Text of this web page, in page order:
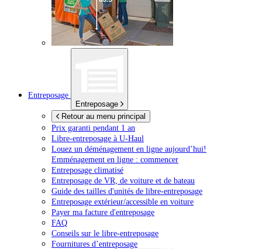
Entreposage
Entreposage
Retour au menu principal
Prix garanti pendant 1 an
Libre-entreposage à U-Haul
Louez un déménagement en ligne aujourd’hui!
Emménagement en ligne : commencer
Entreposage climatisé
Entreposage de VR, de voiture et de bateau
Guide des tailles d'unités de libre-entreposage
Entreposage extérieur/accessible en voiture
Payer ma facture d'entreposage
FAQ
Conseils sur le libre-entreposage
Fournitures d’entreposage